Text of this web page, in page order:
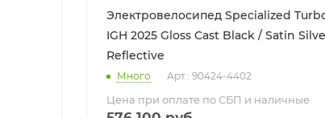
Электровелосипед Specialized
IGH 2025 Gloss Cast Black / Satin
Reflective
Много Арт.: 90424-4402
Цена при оплате по СБП и наличные